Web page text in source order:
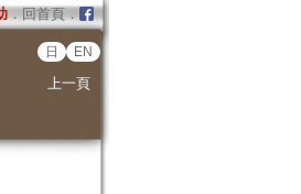
．回首頁．
日 EN
上一頁